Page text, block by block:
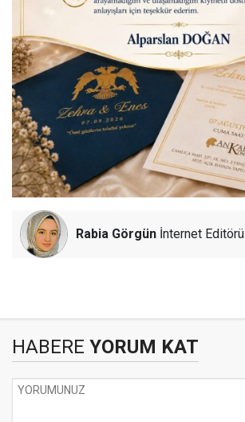
Rabia Görgün İnternet Editörü
HABERE YORUM KAT